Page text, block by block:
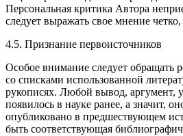
Персональная критика Автора
следует выражать свое мнение
4.5. Признание первоисточников
Особое внимание следует обращать
со списками использованной
рукописях. Любой вывод, аргумент,
появилось в науке ранее, а значит,
опубликовано в предшествующем
быть соответствующая